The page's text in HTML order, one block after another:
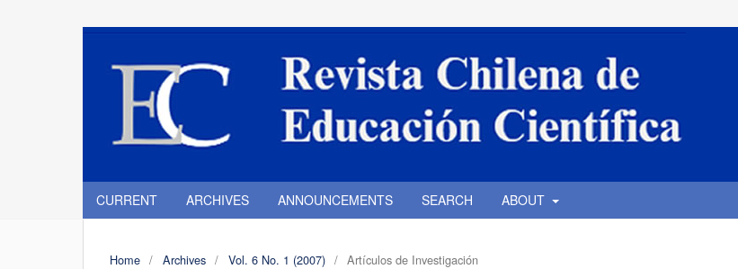
CURRENT ARCHIVES ANNOUNCEMENTS SEARCH ABOUT
Home / Archives / Vol. 6 No. 1 (2007) / Artículos de Investigación